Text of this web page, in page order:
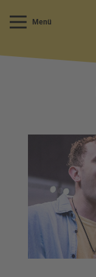
Menü